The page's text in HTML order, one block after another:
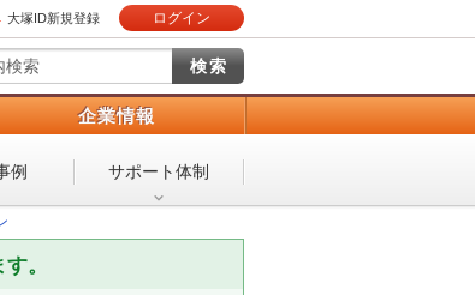
大塚ID新規登録 ログイン
企業情報
例 サポート体制
。